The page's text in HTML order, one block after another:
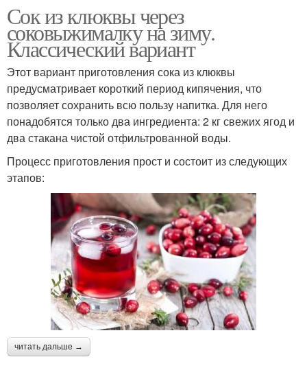
Сок из клюквы через
соковыжималку на зиму.
Классический вариант
Этот вариант приготовления сока из клюквы
предусматривает короткий период кипячения, что
позволяет сохранить всю пользу напитка. Для него
понадобятся только два ингредиента: 2 кг свежих ягод и
два стакана чистой отфильтрованной воды.
Процесс приготовления прост и состоит из следующих
этапов:
читать дальше →